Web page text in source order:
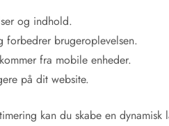
og indhold.
forbedrer brugeroplevelsen.
fra mobile enheder.
på dit website.
kan du skabe en